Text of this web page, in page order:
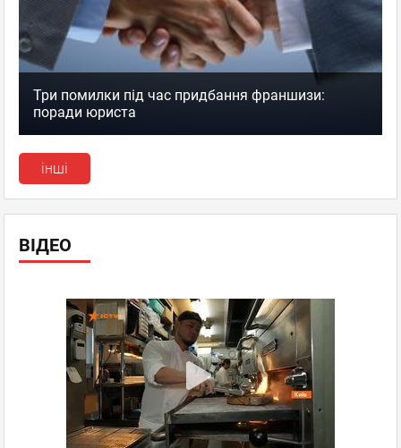
Три помилки під час придбання франшизи:
поради юриста
інші
ВІДЕО